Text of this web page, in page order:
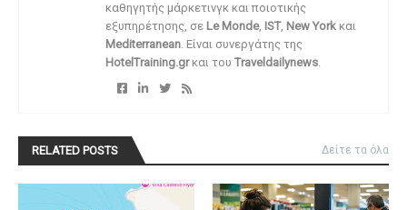
καθηγητής μάρκετινγκ και ποιοτικής
εξυπηρέτησης, σε Le Monde, IST, New York και
Mediterranean. Είναι συνεργάτης της
HotelTraining.grκαι του Traveldailynews.
RELATED POSTS Δείτε τα όλα